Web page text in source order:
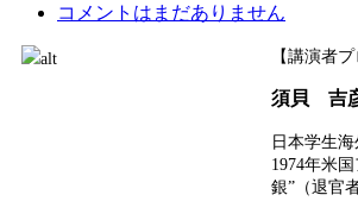
コメントはまだありません
【講演者
須貝 吉
日本学生
1974年米
銀”（退官